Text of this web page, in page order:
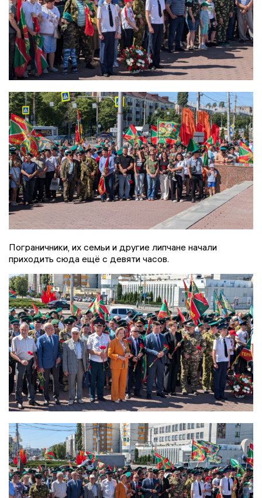
Пограничники, их семьи и другие липчане начали
приходить сюда ещё с девяти часов.